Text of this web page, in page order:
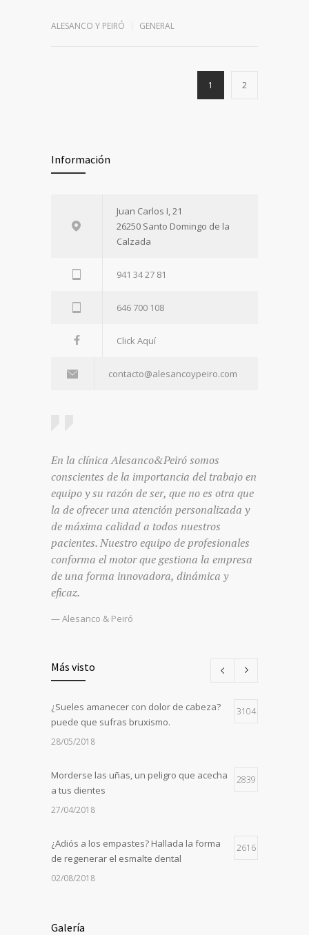
ALESANCO Y PEIRÓ GENERAL
1 2
Información
Juan Carlos I, 21
26250 Santo Domingo de la
Calzada
941 34 27 81
646 700 108
Click Aquí
contacto@alesancoypeiro.com
En la clínica Alesanco&Peiró somos
conscientes de la importancia del trabajo en
equipo y su razón de ser, que no es otra que
la de ofrecer una atención personalizada y
de máxima calidad a todos nuestros
pacientes. Nuestro equipo de profesionales
conforma el motor que gestiona la empresa
de una forma innovadora, dinámica y
eficaz.
— Alesanco & Peiró
Más visto
¿Sueles amanecer con dolor de cabeza?
puede que sufras bruxismo.
3104
28/05/2018
Morderse las uñas, un peligro que acecha
a tus dientes
2839
27/04/2018
¿Adiós a los empastes? Hallada la forma
de regenerar el esmalte dental
2616
02/08/2018
sin ayuda humana
Galería